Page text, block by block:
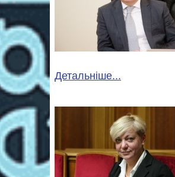
Детальніше...